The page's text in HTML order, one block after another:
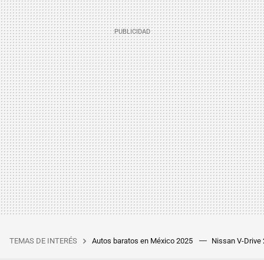
TEMAS DE INTERÉS Autos baratos en México 2025 Nissan V-Drive